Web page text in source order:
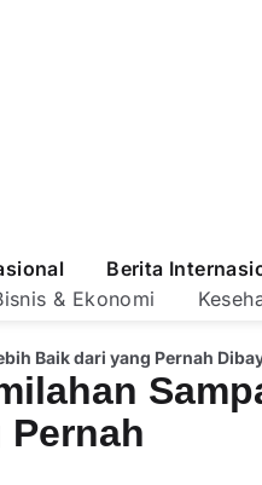
Berita
& Ekonomi
Baik dari yang Pernah